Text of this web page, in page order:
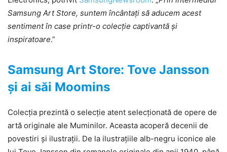
Samsung Art Store, suntem încântați să aducem acest
sentiment în case printr-o colecție captivantă și
inspiratoare.”
Samsung Art Store: Tove Jansson
și ai săi Moomins
Colecția prezintă o selecție atent selecționată de opere de
artă originale ale Muminilor. Aceasta acoperă decenii de
povestiri și ilustrații. De la ilustrațiile alb-negru iconice ale